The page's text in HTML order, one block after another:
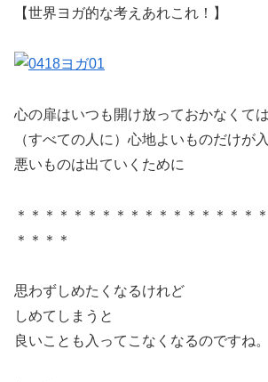
【世界ヨガ的な考えあれこれ！】
心の扉はいつも開け放っておかなくては
（すべての人に）心地よいものだけが
悪いものは出ていくために
＊＊＊＊＊＊＊＊＊＊＊＊＊＊＊＊＊
＊＊＊＊
思わずしめたくなるけれど
しめてしまうと
良いことも入ってこなくなるのですね。